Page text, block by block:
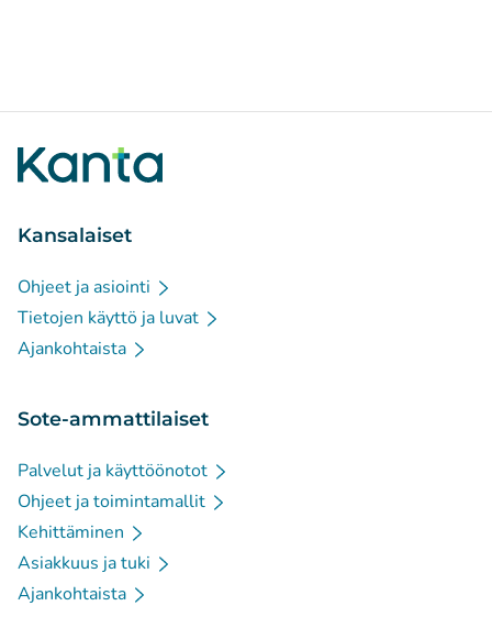
Kansalaiset
Ohjeet ja asiointi
Tietojen käyttö ja luvat
Ajankohtaista
Sote-ammattilaiset
Palvelut ja käyttöönotot
Ohjeet ja toimintamallit
Kehittäminen
Asiakkuus ja tuki
Ajankohtaista